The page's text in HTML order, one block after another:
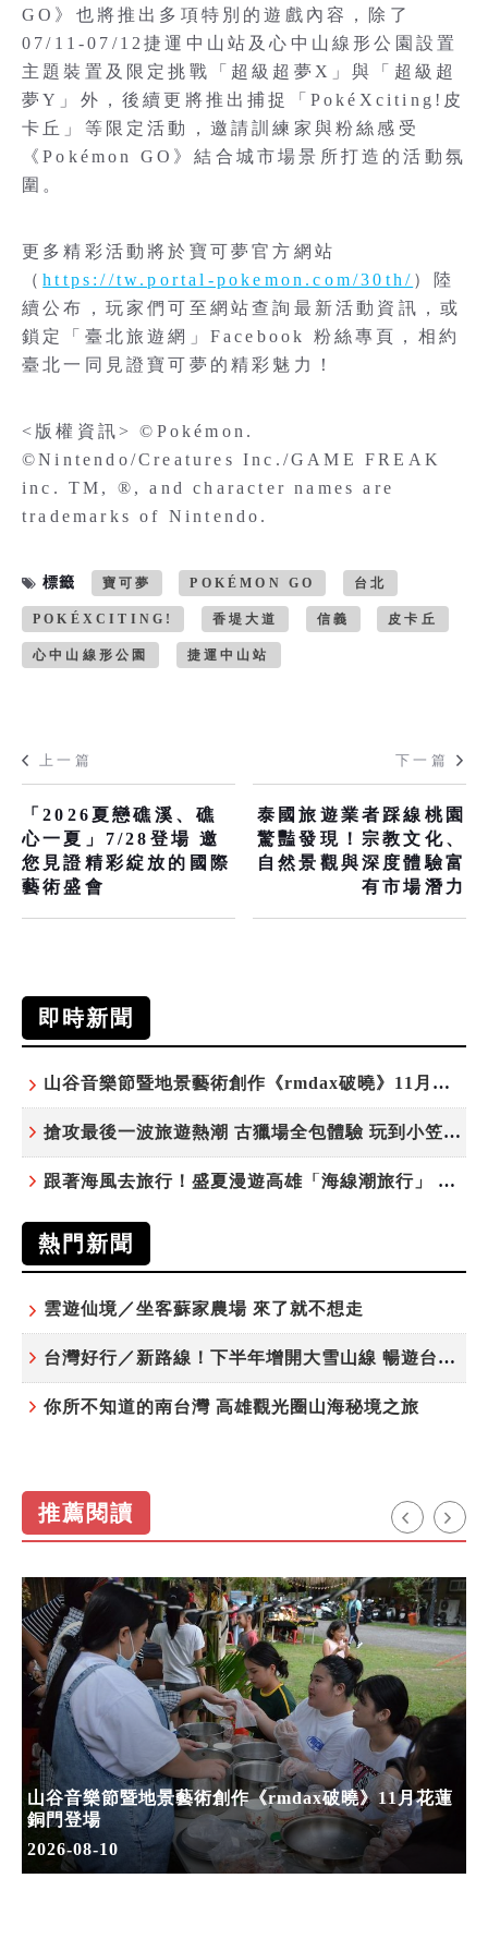
GO》也將推出多項特別的遊戲內容，除了
07/11-07/12捷運中山站及心中山線形公園設置
主題裝置及限定挑戰「超級超夢X」與「超級超
夢Y」外，後續更將推出捕捉「PokéXciting!皮
卡丘」等限定活動，邀請訓練家與粉絲感受
《Pokémon GO》結合城市場景所打造的活動氛
圍。
更多精彩活動將於寶可夢官方網站
（https://tw.portal-pokemon.com/30th/ ）陸
續公布，玩家們可至網站查詢最新活動資訊，或
鎖定「臺北旅遊網」Facebook 粉絲專頁，相約
臺北一同見證寶可夢的精彩魅力！
<版權資訊> ©Pokémon.
©Nintendo/Creatures Inc./GAME FREAK
inc. TM, ®, and character names are
trademarks of Nintendo.
標籤 寶可夢 POKÉMON GO 台北
POKÉXCITING! 香堤大道 信義 皮卡丘
心中山線形公園 捷運中山站
上一篇
「2026夏戀礁溪、礁
心一夏」7/28登場 邀
您見證精彩綻放的國際
藝術盛會
下一篇
泰國旅遊業者踩線桃園
驚豔發現！宗教文化、
自然景觀與深度體驗富
有市場潛力
即時新聞
山谷音樂節暨地景藝術創作《rmdax破曉》11月花蓮銅門登場
搶攻最後一波旅遊熱潮 古獵場全包體驗 玩到小笠原夜遊觀星
跟著海風去旅行！盛夏漫遊高雄「海線潮旅行」 五大主題遊程探索漁村魅力
熱門新聞
雲遊仙境／坐客蘇家農場 來了就不想走
台灣好行／新路線！下半年增開大雪山線 暢遊台中更便利
你所不知道的南台灣 高雄觀光圈山海秘境之旅
推薦閱讀
山谷音樂節暨地景藝術創作《rmdax破曉》11月花蓮
銅門登場
2026-08-10